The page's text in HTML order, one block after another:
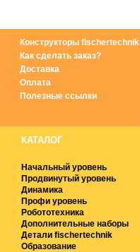
Конструкторы fischertechnik
Как сделать заказ?
Доставка
Оплата
Полезные ссылки
КАТАЛОГ
Начальный уровень
Продвинутый уровень
Динамика
Профи уровень
Робототехника
Дополнительные наборы
Детали fischertechnik
Образование